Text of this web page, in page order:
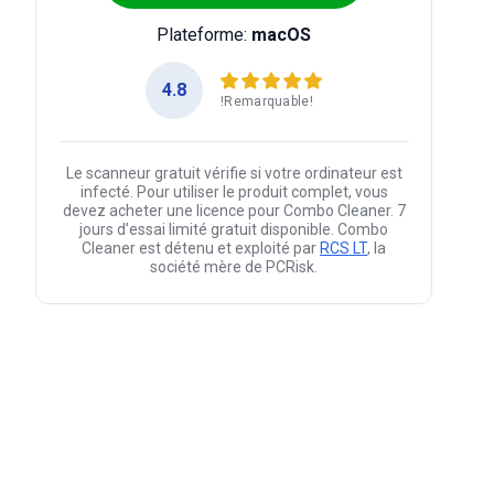
Plateforme: macOS
4.8
!Remarquable!
Le scanneur gratuit vérifie si votre ordinateur est
infecté. Pour utiliser le produit complet, vous
devez acheter une licence pour Combo Cleaner. 7
jours d’essai limité gratuit disponible. Combo
Cleaner est détenu et exploité par RCS LT, la
société mère de PCRisk.